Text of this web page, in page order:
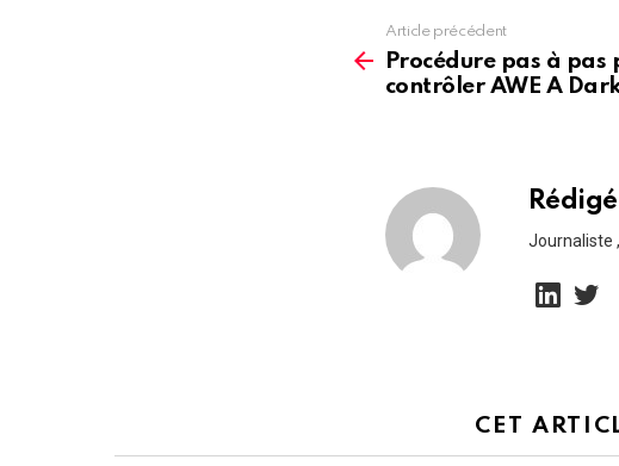
more
Article précédent
Procédure pas à pas
contrôler AWE A
Journaliste
CET